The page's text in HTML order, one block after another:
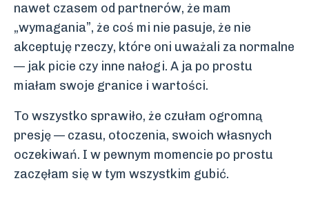
nawet czasem od partnerów, że mam
„wymagania”, że coś mi nie pasuje, że nie
akceptuję rzeczy, które oni uważali za normalne
— jak picie czy inne nałogi. A ja po prostu
miałam swoje granice i wartości.
To wszystko sprawiło, że czułam ogromną
presję — czasu, otoczenia, swoich własnych
oczekiwań. I w pewnym momencie po prostu
zaczęłam się w tym wszystkim gubić.